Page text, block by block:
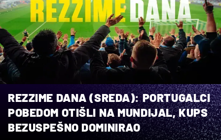
REZZIME DANA (SREDA): PORTUGALCI
POBEDOM OTIŠLI NA MUNDIJAL, KUPS
BEZUSPEŠNO DOMINIRAO